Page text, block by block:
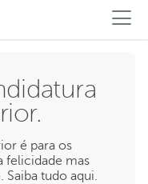
é para os
felicidade mas
Saiba tudo aqui.